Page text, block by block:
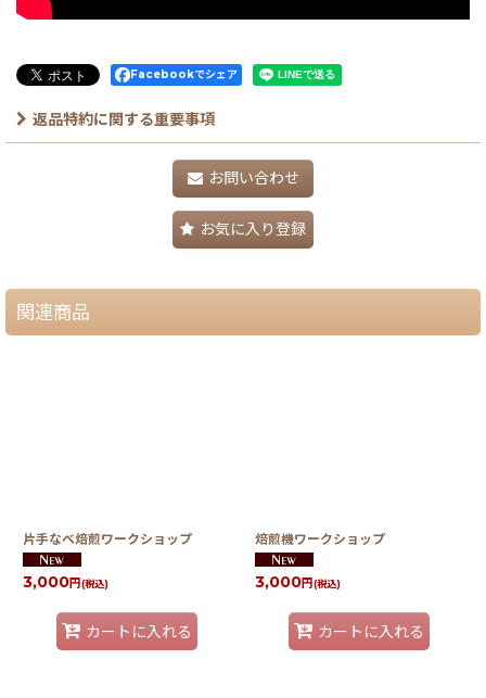
Facebookでシェア
返品特約に関する重要事項
お問い合わせ
お気に入り登録
関連商品
片手なべ焙煎ワークショップ
3,000円(税込)
カートに入れる
焙煎機ワークショップ
3,000円(税込)
カートに入れる